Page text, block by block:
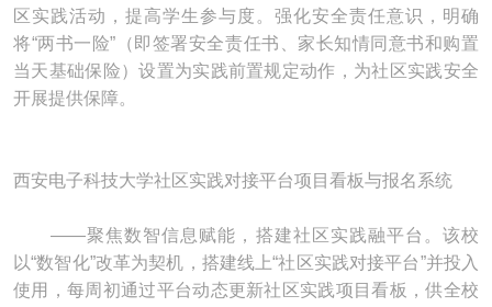
区实践活动，提高学生参与度。强化安全责任意识，明确
将“两书一险”（即签署安全责任书、家长知情同意书和购置
当天基础保险）设置为实践前置规定动作，为社区实践安全
开展提供保障。
西安电子科技大学社区实践对接平台项目看板与报名系统
——聚焦数智信息赋能，搭建社区实践融平台。该校
以“数智化”改革为契机，搭建线上“社区实践对接平台”并投入
使用，每周初通过平台动态更新社区实践项目看板，供全校